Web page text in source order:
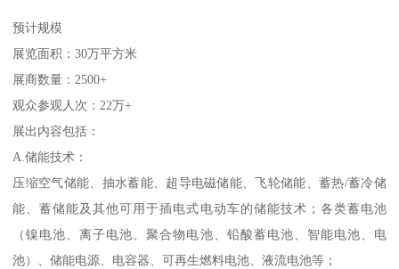
预计规模
展览面积：30万平方米
展商数量：2500+
观众参观人次：22万+
展出内容包括：
A.储能技术：
压缩空气储能、抽水蓄能、超导电磁储能、飞轮储能、蓄热/蓄冷储
能、蓄储能及其他可用于插电式电动车的储能技术；各类蓄电池
（镍电池、离子电池、聚合物电池、铅酸蓄电池、智能电池、电
池）、储能电源、电容器、可再生燃料电池、液流电池等；